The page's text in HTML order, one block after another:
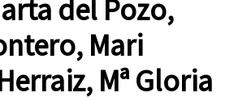
del Pozo,
Mari
Mª Gloria